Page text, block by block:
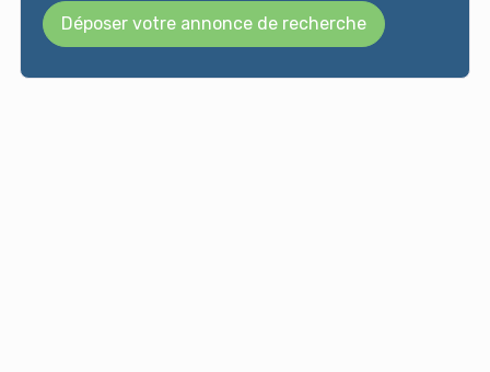
Déposer votre annonce de recherche